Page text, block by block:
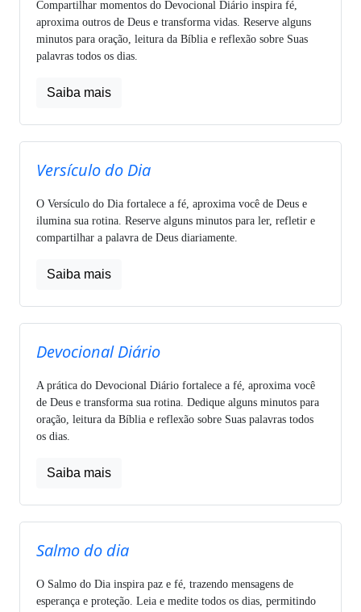
Compartilhar momentos do Devocional Diário inspira fé,
aproxima outros de Deus e transforma vidas. Reserve alguns
minutos para oração, leitura da Bíblia e reflexão sobre Suas
palavras todos os dias.
Saiba mais
Versículo do Dia
O Versículo do Dia fortalece a fé, aproxima você de Deus e
ilumina sua rotina. Reserve alguns minutos para ler, refletir e
compartilhar a palavra de Deus diariamente.
Saiba mais
Devocional Diário
A prática do Devocional Diário fortalece a fé, aproxima você
de Deus e transforma sua rotina. Dedique alguns minutos para
oração, leitura da Bíblia e reflexão sobre Suas palavras todos
os dias.
Saiba mais
Salmo do dia
O Salmo do Dia inspira paz e fé, trazendo mensagens de
esperança e proteção. Leia e medite todos os dias, permitindo